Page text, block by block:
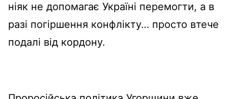
ніяк не допомагає Україні перемогти, а в
разі погіршення конфлікту… просто втече
подалі від кордону.